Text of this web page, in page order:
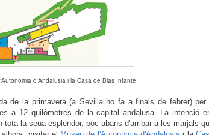
d'Andalusia i la Casa de Blas Infante
de la primavera (a Sevilla ho fa a finals de febrer) per
a 12 quilòmetres de la capital andalusa. La intenció
la seua esplendor, poc abans d'arribar a les marjals